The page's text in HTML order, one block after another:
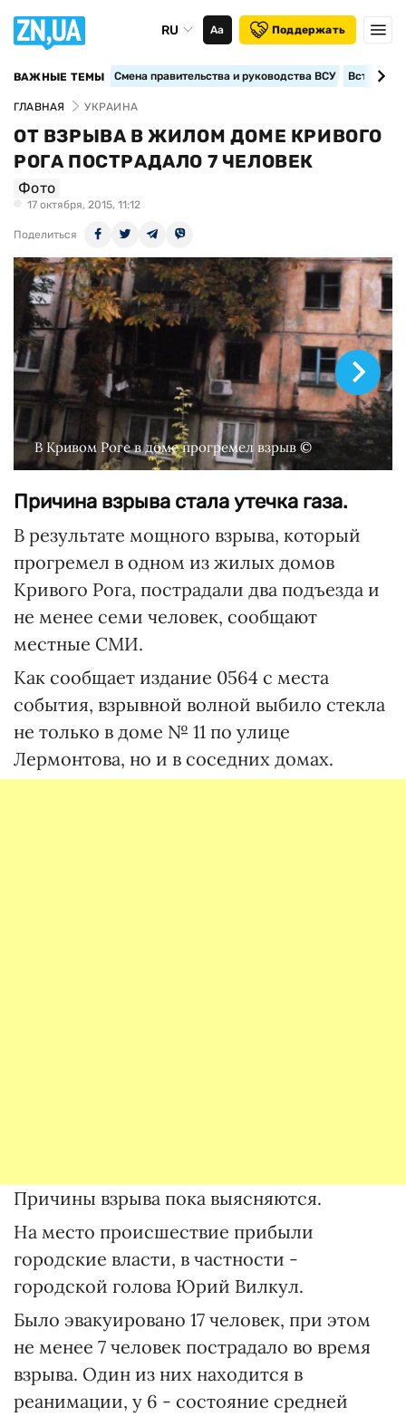
RU Аа Поддержать
ВАЖНЫЕ ТЕМЫ Смена правительства и руководства ВСУ
ГЛАВНАЯ УКРАИНА
ОТ ВЗРЫВА В ЖИЛОМ ДОМЕ КРИВОГО
РОГА ПОСТРАДАЛО 7 ЧЕЛОВЕК
Фото
17 октября, 2015, 11:12
Поделиться
В Кривом Роге в доме прогремел взрыв ©
Причина взрыва стала утечка газа.
В результате мощного взрыва, который
прогремел в одном из жилых домов
Кривого Рога, пострадали два подъезда и
не менее семи человек, сообщают
местные СМИ.
Как сообщает издание 0564 с места
события, взрывной волной выбило стекла
не только в доме № 11 по улице
Лермонтова, но и в соседних домах.
Причины взрыва пока выясняются.
На место происшествие прибыли
городские власти, в частности -
городской голова Юрий Вилкул.
Было эвакуировано 17 человек, при этом
не менее 7 человек пострадало во время
взрыва. Один из них находится в
реанимации, у 6 - состояние средней